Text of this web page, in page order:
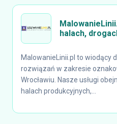
halach,
MalowanieLinii.pl to wiodący
rozwiązań w zakresie
Wrocławiu. Nasze usługi
halach produkcyjnych,...